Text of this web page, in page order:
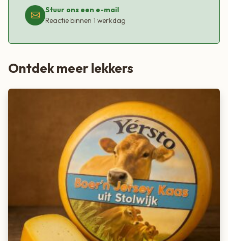
Stuur ons een e-mail
Reactie binnen 1 werkdag
Ontdek meer lekkers